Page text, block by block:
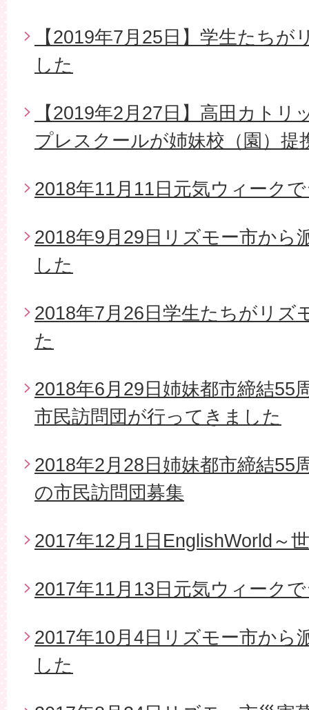
【2019年7月25日】学生たち
した
【2019年2月27日】高田カト
プレスクールが姉妹校（園）提
2018年11月11日元気ウィーク
2018年9月29日リズモー市から
した
2018年7月26日学生たちがリズ
た
2018年6月29日姉妹都市締結55
市民訪問団が行ってきました
2018年2月28日姉妹都市締結55
の市民訪問団募集
2017年12月1日EnglishWorld～
2017年11月13日元気ウィーク
2017年10月4日リズモー市から
した